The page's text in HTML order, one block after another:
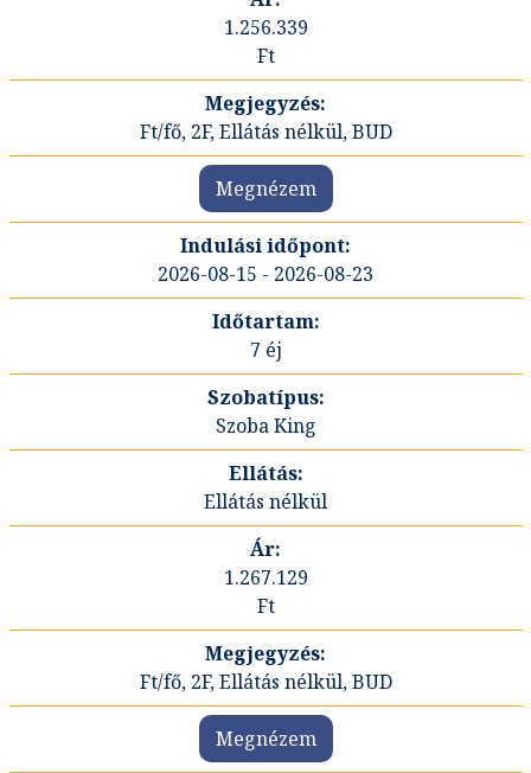
1.256.339
Ft
Ft/fő, 2F, Ellátás nélkül, BUD
Megnézem
2026-08-15 - 2026-08-23
7 éj
Szoba King
Ellátás nélkül
1.267.129
Ft
Ft/fő, 2F, Ellátás nélkül, BUD
Megnézem